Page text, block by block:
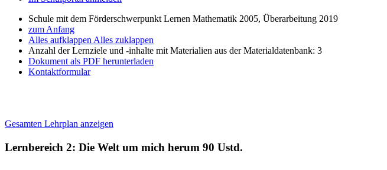
Schule mit dem Förderschwerpunkt Lernen Mathematik 2005, Überarbeitung 2019
zum Anfang
Alles aufklappen Alles zuklappen
Anzahl der Lernziele und -inhalte mit Materialien aus der Materialdatenbank: 3
Dokument als PDF herunterladen
Kontaktformular
Gesamten Lehrplan anzeigen
Lernbereich 2: Die Welt um mich herum 90 Ustd.